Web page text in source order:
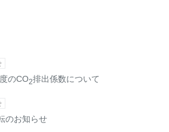
のCO2排出係数について
のお知らせ